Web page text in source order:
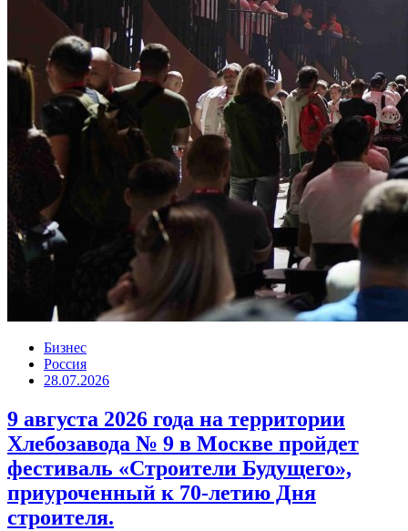
Бизнес
Россия
28.07.2026
9 августа 2026 года на территории
Хлебозавода № 9 в Москве пройдет
фестиваль «Строители Будущего»,
приуроченный к 70-летию Дня
строителя.